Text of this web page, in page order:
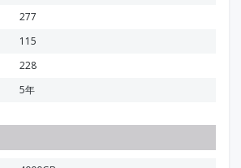
277
115
228
5年